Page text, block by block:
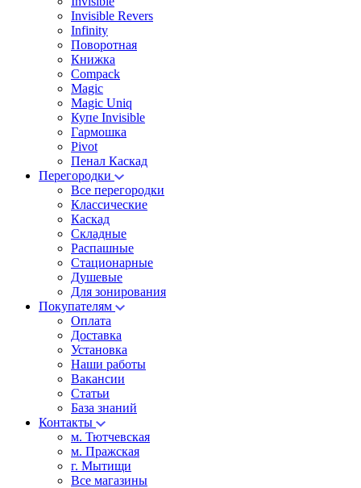
Invisible Revers
Infinity
Поворотная
Книжка
Compack
Magic
Magic Uniq
Купе Invisible
Гармошка
Pivot
Пенал Каскад
Перегородки
Все перегородки
Классические
Каскад
Складные
Распашные
Стационарные
Душевые
Для зонирования
Покупателям
Оплата
Доставка
Установка
Наши работы
Вакансии
Статьи
База знаний
Контакты
м. Тютчевская
м. Пражская
г. Мытищи
Все магазины